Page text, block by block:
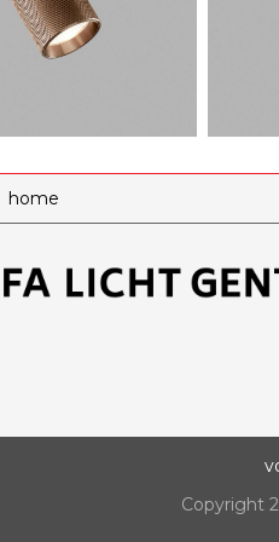
home
Copyright